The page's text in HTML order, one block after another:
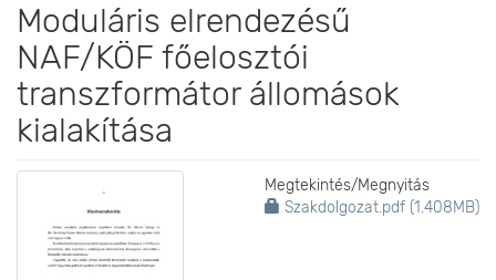
Moduláris elrendezésű
NAF/KÖF főelosztói
transzformátor állomások
kialakítása
Megtekintés/Megnyitás
Szakdolgozat.pdf (1.408MB)